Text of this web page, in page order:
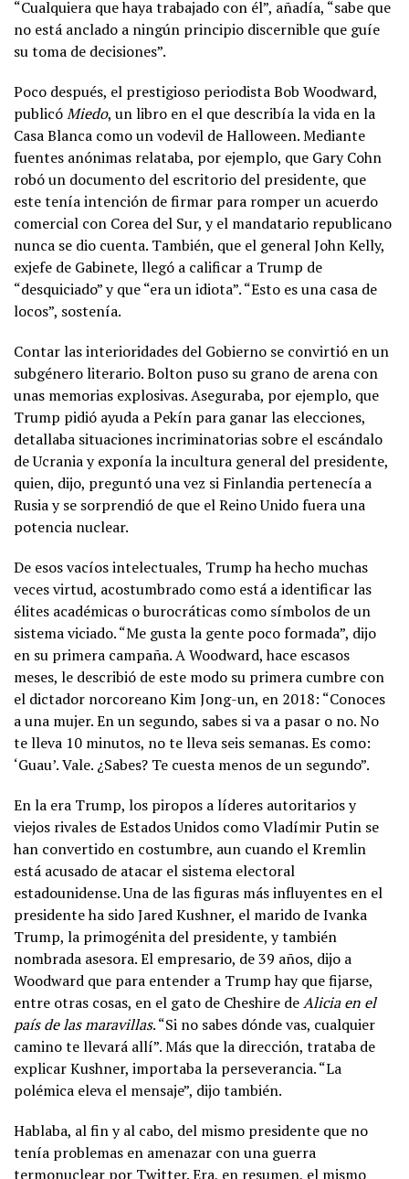
“Cualquiera que haya trabajado con él”, añadía, “sabe que
no está anclado a ningún principio discernible que guíe
su toma de decisiones”.
Poco después, el prestigioso periodista Bob Woodward,
publicóMiedo, un libro en el que describía la vida en la
Casa Blanca como un vodevil de Halloween. Mediante
fuentes anónimas relataba, por ejemplo, que Gary Cohn
robó un documento del escritorio del presidente, que
este tenía intención de firmar para romper un acuerdo
comercial con Corea del Sur, y el mandatario republicano
nunca se dio cuenta. También, que el general John Kelly,
exjefe de Gabinete, llegó a calificar a Trump de
“desquiciado” y que “era un idiota”. “Esto es una casa de
locos”, sostenía.
Contar las interioridades del Gobierno se convirtió en un
subgénero literario. Bolton puso su grano de arena con
unas memorias explosivas. Aseguraba, por ejemplo, que
Trump pidió ayuda a Pekín para ganar las elecciones,
detallaba situaciones incriminatorias sobre el escándalo
de Ucrania y exponía la incultura general del presidente,
quien, dijo, preguntó una vez si Finlandia pertenecía a
Rusia y se sorprendió de que el Reino Unido fuera una
potencia nuclear.
De esos vacíos intelectuales, Trump ha hecho muchas
veces virtud, acostumbrado como está a identificar las
élites académicas o burocráticas como símbolos de un
sistema viciado. “Me gusta la gente poco formada”, dijo
en su primera campaña. A Woodward, hace escasos
meses, le describió de este modo su primera cumbre con
el dictador norcoreano Kim Jong-un, en 2018: “Conoces
a una mujer. En un segundo, sabes si va a pasar o no. No
te lleva 10 minutos, no te lleva seis semanas. Es como:
‘Guau’. Vale. ¿Sabes? Te cuesta menos de un segundo”.
En la era Trump, los piropos a líderes autoritarios y
viejos rivales de Estados Unidos como Vladímir Putin se
han convertido en costumbre, aun cuando el Kremlin
está acusado de atacar el sistema electoral
estadounidense. Una de las figuras más influyentes en el
presidente ha sido Jared Kushner, el marido de Ivanka
Trump, la primogénita del presidente, y también
nombrada asesora. El empresario, de 39 años, dijo a
Woodward que para entender a Trump hay que fijarse,
entre otras cosas, en el gato de Cheshire deAlicia en el
país de las maravillas. “Si no sabes dónde vas, cualquier
camino te llevará allí”. Más que la dirección, trataba de
explicar Kushner, importaba la perseverancia. “La
polémica eleva el mensaje”, dijo también.
Hablaba, al fin y al cabo, del mismo presidente que no
tenía problemas en amenazar con una guerra
termonuclear por Twitter. Era, en resumen, el mismo